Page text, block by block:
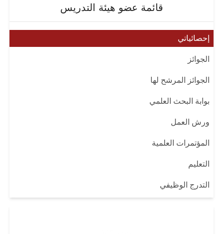
قائمة عضو هيئة التدريس
إحصائياتي
الجوائز
الجوائز المرشح لها
بوابة البحث العلمي
ورش العمل
المؤتمرات العلمية
التعليم
التدرج الوظيفي